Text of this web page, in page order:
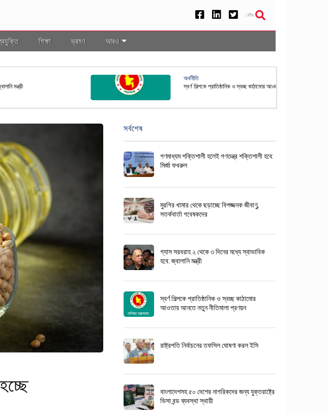
খোঁজ
শিক্ষা ভ্রমণ আরও
অর্থনীতি
স্বর্ণ শিল্পকে প্রাতিষ্ঠানিক ও স্বচ্ছ কাঠামোর আওতায় আনতে নতুন নীতিমালা প্রণয়ন
সর্বশেষ
গণমাধ্যম শক্তিশালী হলেই গণতন্ত্র শক্তিশালী হবে:
মির্জা ফখরুল
মুরগির খামার থেকে ছড়াচ্ছে বিপজ্জনক জীবাণু,
সতর্কবার্তা গবেষকদের
গ্যাস সরবরাহ ২ থেকে ৩ দিনের মধ্যে স্বাভাবিক
হবে: জ্বালানি মন্ত্রী
স্বর্ণ শিল্পকে প্রাতিষ্ঠানিক ও স্বচ্ছ কাঠামোর
আওতায় আনতে নতুন নীতিমালা প্রণয়ন
রাষ্ট্রপতি নির্বাচনের তফসিল ঘোষণা করল ইসি
বাংলাদেশসহ ৫০ দেশের নাগরিকদের জন্য যুক্তরাষ্ট্রে
ভিসা বন্ড ব্যবস্থা স্থায়ী